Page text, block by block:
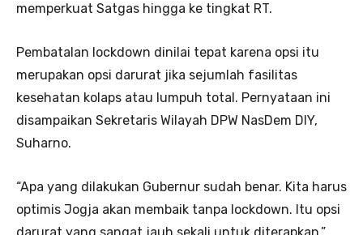
memperkuat Satgas hingga ke tingkat RT.
Pembatalan lockdown dinilai tepat karena opsi itu
merupakan opsi darurat jika sejumlah fasilitas
kesehatan kolaps atau lumpuh total. Pernyataan ini
disampaikan Sekretaris Wilayah DPW NasDem DIY,
Suharno.
“Apa yang dilakukan Gubernur sudah benar. Kita harus
optimis Jogja akan membaik tanpa lockdown. Itu opsi